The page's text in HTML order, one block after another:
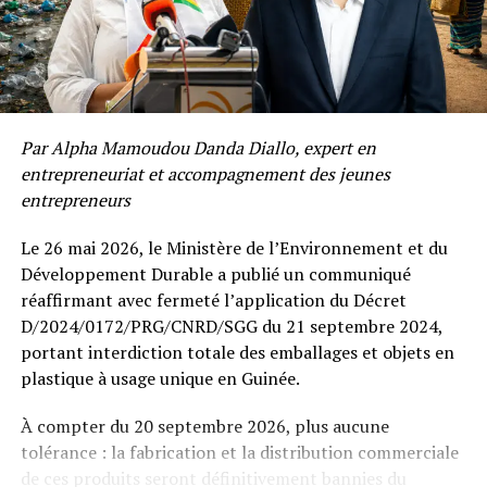
(par Alpha Amadou Diari Diallo, Journaliste)
une question me taraude particulièrement l’esprit : que
devient notre République lorsque des citoyens, mineurs,
entrent en prison sous la protection de l’État et que
leur sort suscite de si graves interrogations ?
continuent de plonger des familles dans une attente
insoutenable, tandis que les violences sexuelles se
multiplient avec une brutalité qui heurte la conscience
collective. À force d’accumuler les tragédies, je me
demande s’il s’agit d’une simple crise politique ou si au
contraire nous assistons à une déchéance plus profonde
de notre conscience nationale.
Une République n’attend pas seulement de ses
institutions qu’elles gouvernent. Elle attend aussi de ses
consciences qu’elles veillent.
Les consciences n’exercent pas le pouvoir politique.
Par Alpha Mamoudou Danda Diallo, expert en
entrepreneuriat et accompagnement des jeunes
entrepreneurs
Le 26 mai 2026, le Ministère de l’Environnement et du
Développement Durable a publié un communiqué
réaffirmant avec fermeté l’application du Décret
D/2024/0172/PRG/CNRD/SGG du 21 septembre 2024,
portant interdiction totale des emballages et objets en
plastique à usage unique en Guinée.
À compter du 20 septembre 2026, plus aucune
tolérance : la fabrication et la distribution commerciale
de ces produits seront définitivement bannies du